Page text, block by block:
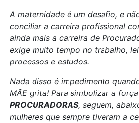
A maternidade é um desafio, e
conciliar a carreira profissional
ainda mais a carreira de
exige muito tempo no trabalho,
processos e estudos.
Nada disso é impedimento
MÃE grita! Para simbolizar a
PROCURADORAS, seguem,
mulheres que sempre tiveram a